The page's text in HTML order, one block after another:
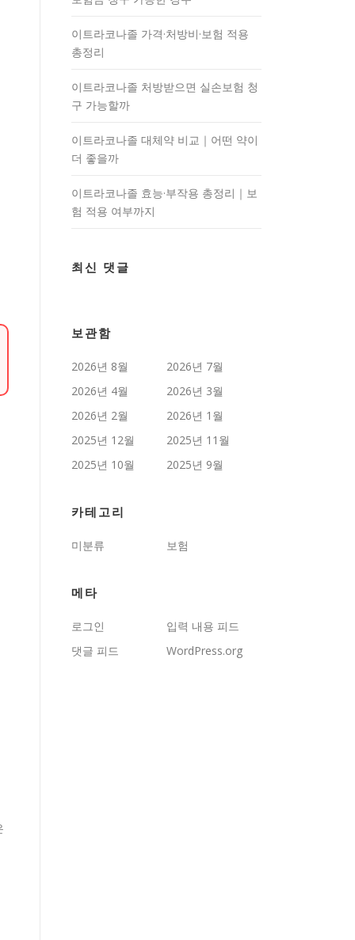
이트라코나졸 가격·처방비·보험 적용
총정리
이트라코나졸 처방받으면 실손보험 청
구 가능할까
이트라코나졸 대체약 비교｜어떤 약이
더 좋을까
이트라코나졸 효능·부작용 총정리｜보
험 적용 여부까지
최신 댓글
보관함
2026년 8월
2026년 7월
2026년 4월
2026년 3월
2026년 2월
2026년 1월
2025년 12월
2025년 11월
2025년 10월
2025년 9월
카테고리
미분류 보험
메타
로그인
입력 내용 피드
댓글 피드
WordPress.org